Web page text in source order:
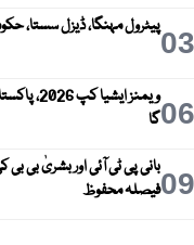
03پیٹرول مہنگا، ڈیزل سستا،
06
ویمنز
گا
09بانی پی ٹی آئی اور بشریٰ بی
فیصلہ محفوظ